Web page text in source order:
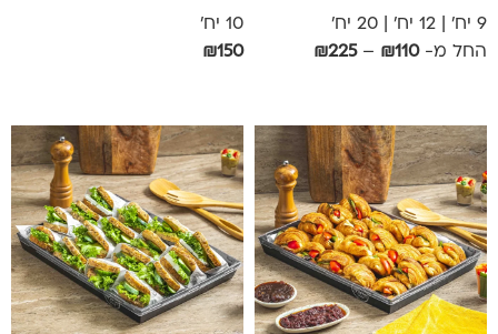
9 יח' | 12 יח' | 20 יח'
החל מ-
₪110
–
₪225
10 יח'
₪150